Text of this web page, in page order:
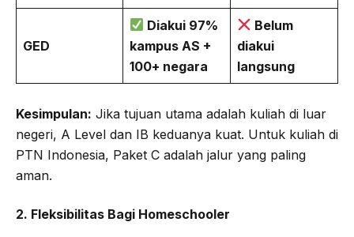
GED
Diakui 97%
kampus AS +
100+ negara
Belum
diakui
langsung
Kesimpulan: Jika tujuan utama adalah kuliah di luar
negeri, A Level dan IB keduanya kuat. Untuk kuliah di
PTN Indonesia, Paket C adalah jalur yang paling
aman.
2. Fleksibilitas Bagi Homeschooler